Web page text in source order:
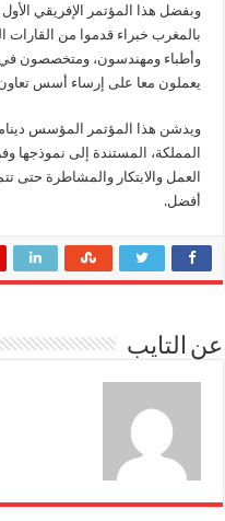
وبفضل هذا المؤتمر الإفريقي الأول
بالمغرب خبراء قدموا من
وأطباء ومهندسون، ومتخصصون
يعملون معا على إرساء أسس
ويدشن هذا المؤتمر المؤسس
المملكة، المستندة إلى نموذجها
العمل والابتكار والمشاطرة حتى
أفضل.
عن التايب